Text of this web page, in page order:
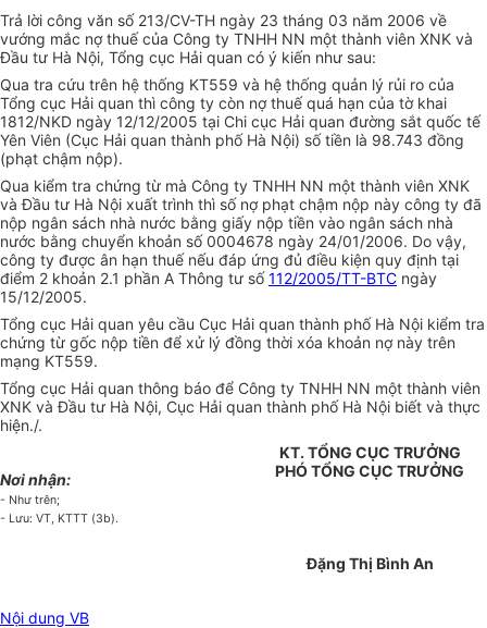
Trả lời công văn số 213/CV-TH ngày 23 tháng 03 năm 2006 về
vướng mắc nợ thuế của Công ty TNHH NN một thành viên XNK và
Đầu tư Hà Nội, Tổng cục Hải quan có ý kiến như sau:
Qua tra cứu trên hệ thống KT559 và hệ thống quản lý rủi ro của
Tổng cục Hải quan thì công ty còn nợ thuế quá hạn của tờ khai
1812/NKD ngày 12/12/2005 tại Chi cục Hải quan đường sắt quốc tế
Yên Viên (Cục Hải quan thành phố Hà Nội) số tiền là 98.743 đồng
(phạt chậm nộp).
Qua kiểm tra chứng từ mà Công ty TNHH NN một thành viên XNK
và Đầu tư Hà Nội xuất trình thì số nợ phạt chậm nộp này công ty đã
nộp ngân sách nhà nước bằng giấy nộp tiền vào ngân sách nhà
nước bằng chuyển khoản số 0004678 ngày 24/01/2006. Do vậy,
công ty được ân hạn thuế nếu đáp ứng đủ điều kiện quy định tại
điểm 2 khoản 2.1 phần A Thông tư số112/2005/TT-BTC ngày
15/12/2005.
Tổng cục Hải quan yêu cầu Cục Hải quan thành phố Hà Nội kiểm tra
chứng từ gốc nộp tiền để xử lý đồng thời xóa khoản nợ này trên
mạng KT559.
Tổng cục Hải quan thông báo để Công ty TNHH NN một thành viên
XNK và Đầu tư Hà Nội, Cục Hải quan thành phố Hà Nội biết và thực
hiện./.
Nơi nhận:
- Như trên;
- Lưu: VT, KTTT (3b).
KT. TỔNG CỤC TRƯỞNG
PHÓ TỔNG CỤC TRƯỞNG
Đặng Thị Bình An
Nội dung VB